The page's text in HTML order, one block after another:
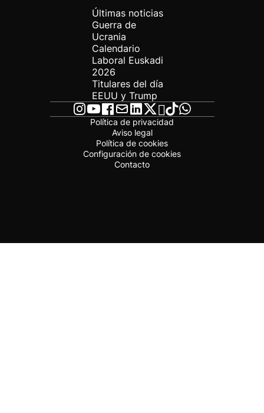
Últimas noticias
Guerra de
Ucrania
Calendario
Laboral Euskadi
2026
Titulares del día
EEUU y Trump
Política de privacidad
Aviso legal
Política de cookies
Configuración de cookies
Contacto